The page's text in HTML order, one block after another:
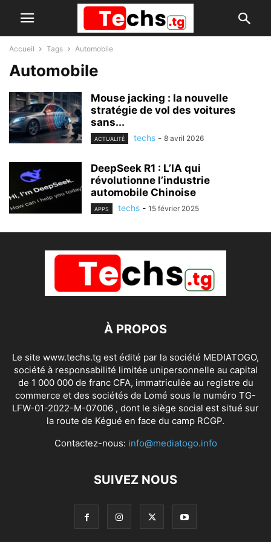
Accueil Tags Automobile
Automobile
Mouse jacking : la nouvelle
stratégie de vol des voitures
sans...
ACTUALITÉ techs - 8 avril 2026
DeepSeek R1 : L’IA qui
révolutionne l’industrie
automobile Chinoise
APPS techs - 15 février 2025
À PROPOS
Le site www.techs.tg est édité par la société MEDIATOGO,
société à responsabilité limitée unipersonnelle au capital
de 1 000 000 de franc CFA, immatriculée au registre du
commerce et des sociétés de Lomé sous le numéro TG-
LFW-01-2022-M-07006 , dont le siège social est situé sur
la route de Kégué en face du camp RCGP.
Contactez-nous: info@mediatogo.info
SUIVEZ NOUS